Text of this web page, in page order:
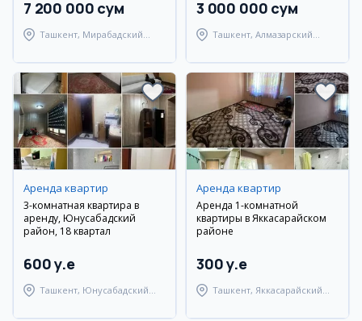
7 200 000 сум
Ташкент, Мирабадский
3 000 000 сум
Ташкент, Алмазарский
Аренда квартир
3-комнатная квартира в
аренду, Юнусабадский
район, 18 квартал
600 y.e
Ташкент, Юнусабадский
Аренда квартир
Аренда 1-комнатной
квартиры в Яккасарайском
районе
300 y.e
Ташкент, Яккасарайский